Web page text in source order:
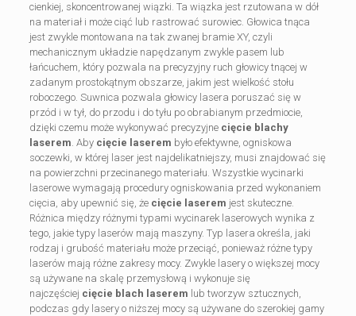
cienkiej, skoncentrowanej wiązki. Ta wiązka jest rzutowana w dół
na materiał i może ciąć lub rastrować surowiec. Głowica tnąca
jest zwykle montowana na tak zwanej bramie XY, czyli
mechanicznym układzie napędzanym zwykle pasem lub
łańcuchem, który pozwala na precyzyjny ruch głowicy tnącej w
zadanym prostokątnym obszarze, jakim jest wielkość stołu
roboczego. Suwnica pozwala głowicy lasera poruszać się w
przód i w tył, do przodu i do tyłu po obrabianym przedmiocie,
dzięki czemu może wykonywać precyzyjne cięcie blachy
laserem. Aby cięcie laserem było efektywne, ogniskowa
soczewki, w której laser jest najdelikatniejszy, musi znajdować się
na powierzchni przecinanego materiału. Wszystkie wycinarki
laserowe wymagają procedury ogniskowania przed wykonaniem
cięcia, aby upewnić się, że cięcie laserem jest skuteczne.
Różnica między różnymi typami wycinarek laserowych wynika z
tego, jakie typy laserów mają maszyny. Typ lasera określa, jaki
rodzaj i grubość materiału może przeciąć, ponieważ różne typy
laserów mają różne zakresy mocy. Zwykle lasery o większej mocy
są używane na skalę przemysłową i wykonuje się
najczęściej cięcie blach laserem lub tworzyw sztucznych,
podczas gdy lasery o niższej mocy są używane do szerokiej gamy